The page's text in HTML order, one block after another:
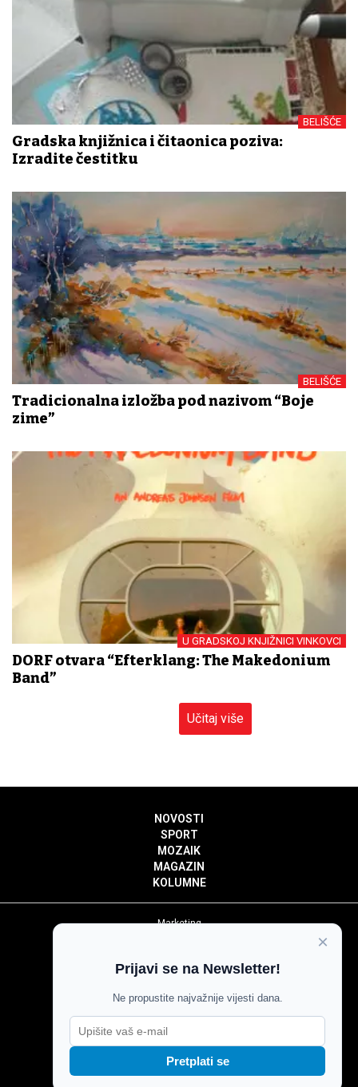
BELIŠĆE
Gradska knjižnica i čitaonica poziva:
Izradite čestitku
BELIŠĆE
Tradicionalna izložba pod nazivom “Boje
zime”
U GRADSKOJ KNJIŽNICI VINKOVCI
DORF otvara “Efterklang: The Makedonium
Band”
Učitaj više
NOVOSTI
SPORT
MOZAIK
MAGAZIN
KOLUMNE
Marketing
Impressum
Pravila komentiranja
Agroglas
×
Prijavi se na Newsletter!
Ne propustite najvažnije vijesti dana.
Pretplati se